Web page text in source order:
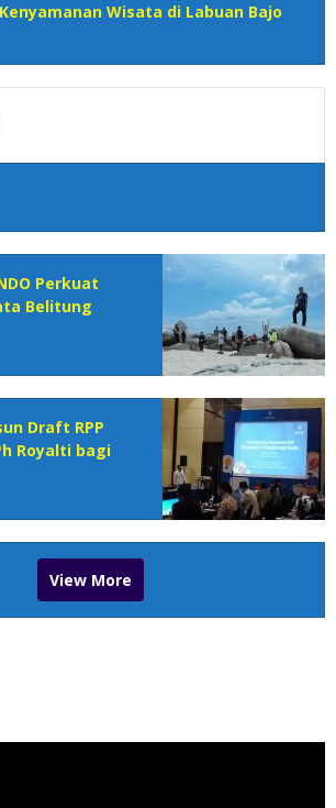
Kenyamanan Wisata di Labuan Bajo
Perkuat
Belitung
Draft RPP
Royalti bagi
View More